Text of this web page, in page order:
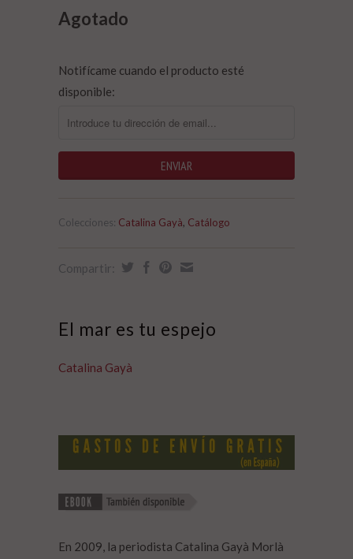
Agotado
Notifícame cuando el producto esté
disponible:
Colecciones: Catalina Gayà, Catálogo
Compartir:
El mar es tu espejo
Catalina Gayà
En 2009, la periodista Catalina Gayà Morlà